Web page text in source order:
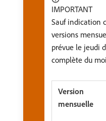
IMPORTANT
Sauf indication
versions
prévue le jeudi
complète du